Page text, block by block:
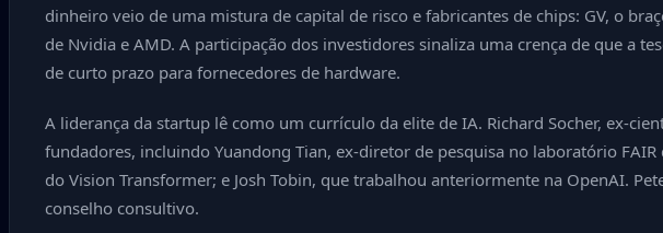
dinheiro veio de uma mistura de capital de risco e fabricantes de chips: GV, o
de Nvidia e AMD. A participação dos investidores sinaliza uma crença de que a
de curto prazo para fornecedores de hardware.
A liderança da startup lê como um currículo da elite de IA. Richard Socher, ex-
fundadores, incluindo Yuandong Tian, ex-diretor de pesquisa no laboratório
do Vision Transformer; e Josh Tobin, que trabalhou anteriormente na OpenAI.
conselho consultivo.